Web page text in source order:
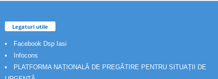
Legaturi utile
Facebook Dsp Iasi
Infocons
PLATFORMA NAȚIONALĂ DE PREGĂTIRE PENTRU SITUAȚII DE